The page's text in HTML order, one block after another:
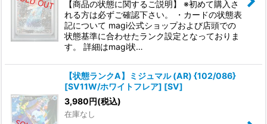
【商品の状態に関するご説明】 ※初めて購入さ
れる方は必ずご確認下さい。 ・カードの状態表
記について magi公式ショップおよび店頭での
状態基準に合わせたランク設定となっておりま
す。 詳細はmagi状…
【状態ランクA】ミジュマル (AR) {102/086}
[SV11W/ホワイトフレア] [SV]
3,980円(税込)
在庫なし